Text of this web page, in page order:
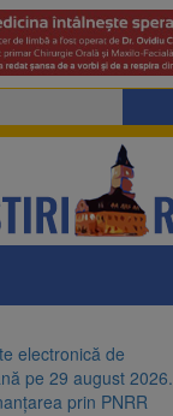
electronică de
pe 29 august 2026.
prin PNRR